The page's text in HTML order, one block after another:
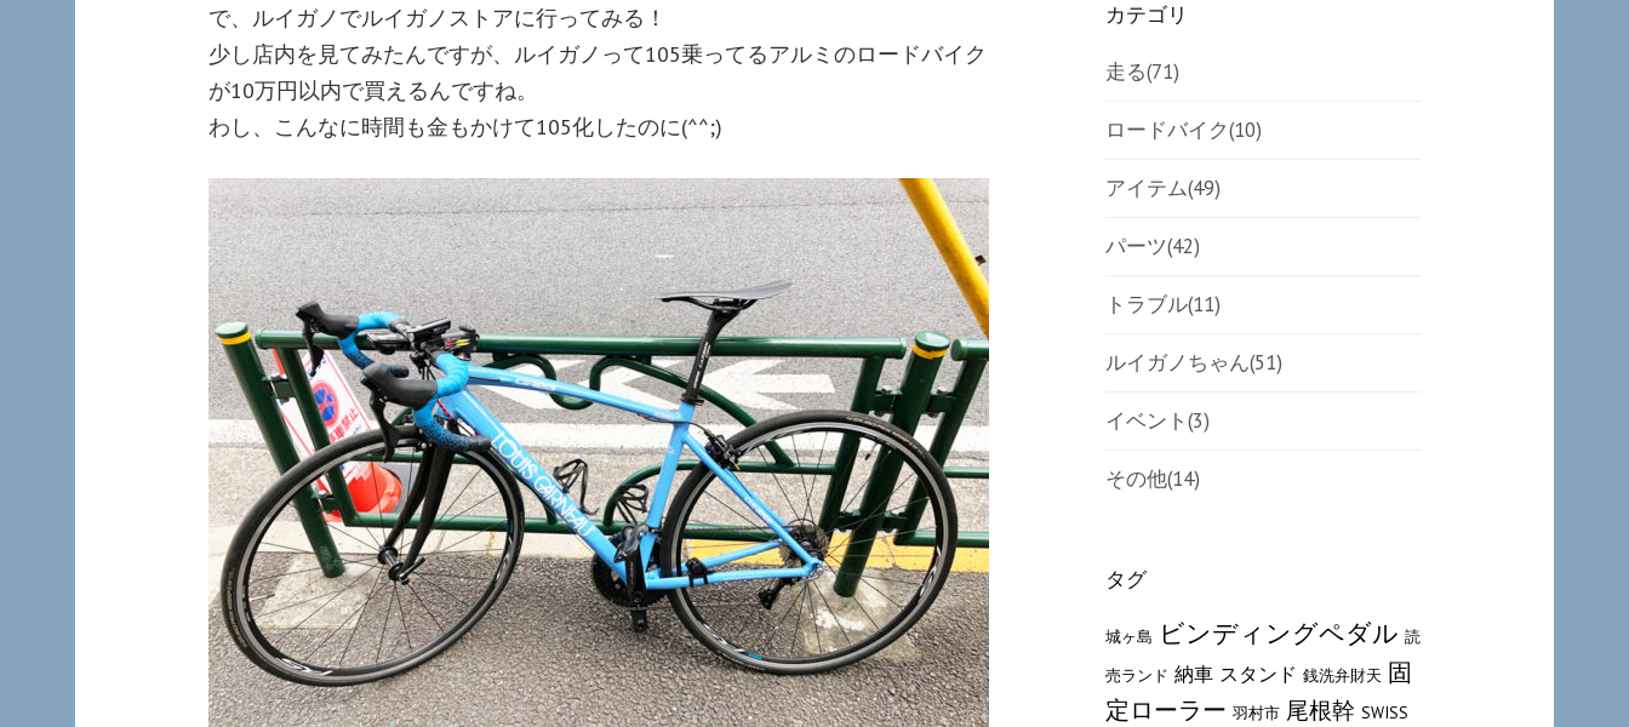
で、ルイガノでルイガノストアに行ってみる！
少し店内を見てみたんですが、ルイガノって105乗ってるアルミのロードバイク
が10万円以内で買えるんですね。
わし、こんなに時間も金もかけて105化したのに(^^;)
カテゴリ
走る(71)
ロードバイク(10)
アイテム(49)
パーツ(42)
トラブル(11)
ルイガノちゃん(51)
イベント(3)
その他(14)
タグ
城ヶ島 ビンディングペダル 読
売ランド 納車 スタンド 銭洗弁財天 固
定ローラー 羽村市 尾根幹 SWISS